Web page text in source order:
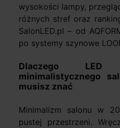
wysokości lampy,
różnych stref oraz
SalonLED.pl – od
po systemy szynowe
Dlaczego
minimalistycznego
musisz znać
Minimalizm salonu w
pustej przestrzeni.